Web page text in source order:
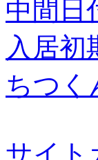
中間日
入居初
ちつく
サイト